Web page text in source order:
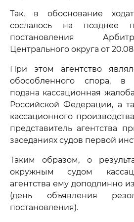
Так, в обоснование
сослалось на позднее
постановления
Центрального округа от
При этом агентство
обособленного спора, в
подана кассационная
Российской Федерации, а
кассационного
представитель агентства
заседаниях судов первой
Таким образом, о
окружным судом
агентства ему доподлинно
(день объявления
постановления).